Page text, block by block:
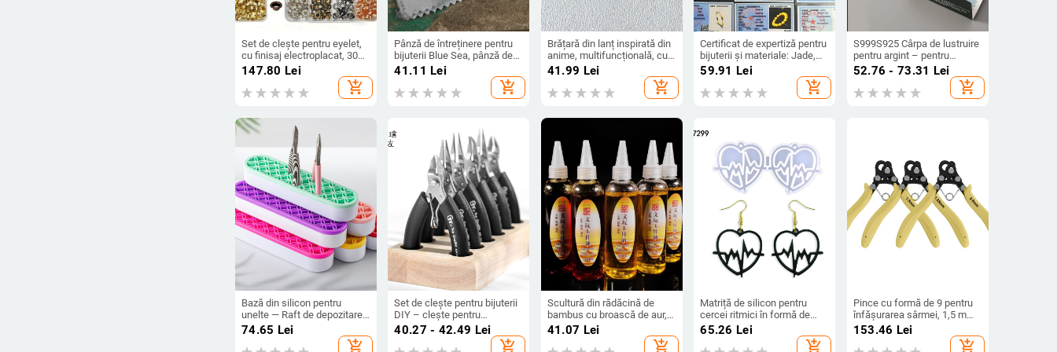
Set de clește pentru eyelet,
cu finisaj electroplacat, 300
de bucăți, lansat în toamna
147.80 Lei
add_shopping_cart
Pânză de întreținere pentru
bijuterii Blue Sea, pânză de
lustruire cu patru straturi
pentru argint din PVC, logo
imprimat OK, Primăvara
41.11 Lei
add_shopping_cart
Brățară din lanț inspirată din
anime, multifuncțională, cu
insigne, lansare iarna 2024
41.99 Lei
add_shopping_cart
Certificat de expertiză pentru
bijuterii și materiale: Jade,
Crystal, Sandalwood,
Cinnabar și Precious Metals
— verificabil printr-o instituție
59.91 Lei
add_shopping_cart
S999S925 Cârpa de lustruire
pentru argint – pentru
bijuterii din argint și obiecte
din argint, personalizabil cu
logo tipărit, brand Jolly's
52.76 - 73.31 Lei
add_shopping_cart
Bază din silicon pentru
unelte — Raft de depozitare
pentru unelte de machiaj și
suport pentru pixuri
74.65 Lei
add_shopping_cart
Set de clește pentru bijuterii
DIY – clește pentru
înfășurarea firului și tăiere,
pentru mărgele și lanțuri
40.27 - 42.49 Lei
add_shopping_cart
Scultură din rădăcină de
bambus cu broască de aur,
mână din bambus, ulei de
întreținere împotriva
41.07 Lei
add_shopping_cart
Matriță de silicon pentru
cercei ritmici în formă de
inimă DIY - Matriță de silicon
pentru cercei, pandantiv,
65.26 Lei
add_shopping_cart
Pince cu formă de 9 pentru
înfășurarea sârmei, 1,5 mm,
2,25 mm și 3 mm –
instrument pentru sârma
153.46 Lei
add_shopping_cart